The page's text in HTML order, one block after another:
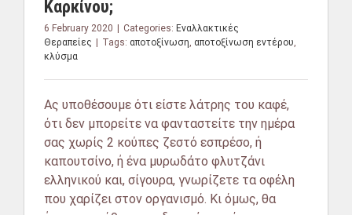
Καρκίνου;
6 February 2020 | Categories: Εναλλακτικές
Θεραπείες | Tags: αποτοξίνωση αποτοξίνωση εντέρου
κλύσμα
Ας υποθέσουμε ότι είστε λάτρης του καφέ,
ότι δεν μπορείτε να φανταστείτε την ημέρα
σας χωρίς 2 κούπες ζεστό εσπρέσο, ή
καπουτσίνο, ή ένα μυρωδάτο φλυτζάνι
ελληνικού και, σίγουρα, γνωρίζετε τα οφέλη
που χαρίζει στον οργανισμό. Κι όμως, θα